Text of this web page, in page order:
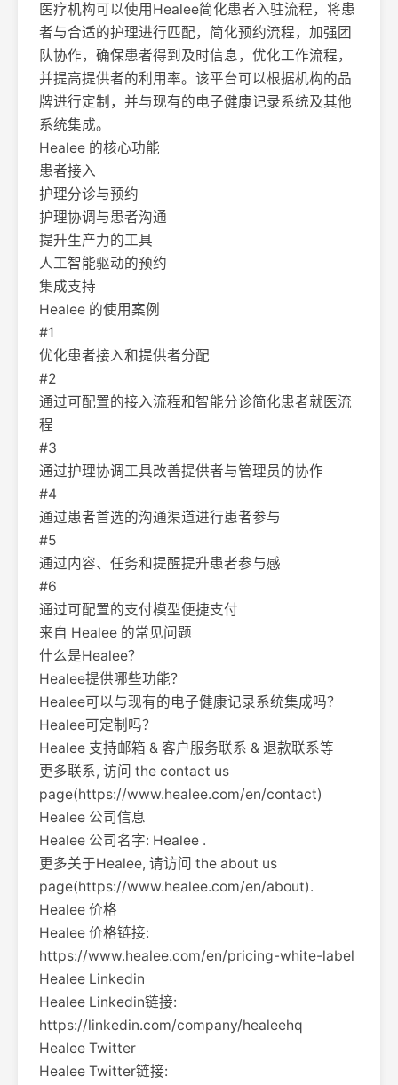
医疗机构可以使用Healee简化患者入驻流程，将患
者与合适的护理进行匹配，简化预约流程，加强团
队协作，确保患者得到及时信息，优化工作流程，
并提高提供者的利用率。该平台可以根据机构的品
牌进行定制，并与现有的电子健康记录系统及其他
系统集成。
Healee 的核心功能
患者接入
护理分诊与预约
护理协调与患者沟通
提升生产力的工具
人工智能驱动的预约
集成支持
Healee 的使用案例
#1
优化患者接入和提供者分配
#2
通过可配置的接入流程和智能分诊简化患者就医流
程
#3
通过护理协调工具改善提供者与管理员的协作
#4
通过患者首选的沟通渠道进行患者参与
#5
通过内容、任务和提醒提升患者参与感
#6
通过可配置的支付模型便捷支付
来自 Healee 的常见问题
什么是Healee？
Healee提供哪些功能？
Healee可以与现有的电子健康记录系统集成吗？
Healee可定制吗？
Healee 支持邮箱 & 客户服务联系 & 退款联系等
更多联系, 访问 the contact us
page(https://www.healee.com/en/contact)
Healee 公司信息
Healee 公司名字: Healee .
更多关于Healee, 请访问 the about us
page(https://www.healee.com/en/about).
Healee 价格
Healee 价格链接:
https://www.healee.com/en/pricing-white-label
Healee Linkedin
Healee Linkedin链接:
https://linkedin.com/company/healeehq
Healee Twitter
Healee Twitter链接: